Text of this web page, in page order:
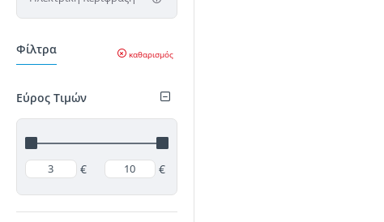
Φίλτρα καθαρισμός
Εύρος Τιμών
€ €